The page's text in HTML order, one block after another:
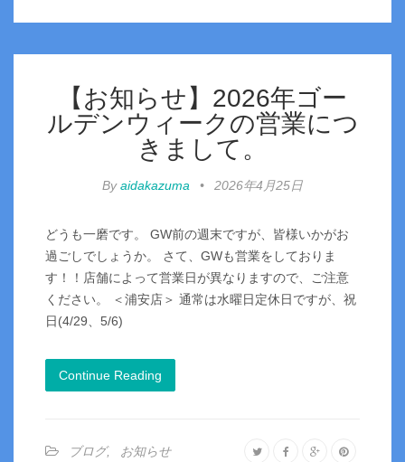
【お知らせ】2026年ゴー
ルデンウィークの営業につ
きまして。
Byaidakazuma • 2026年4月25日
どうも一磨です。 GW前の週末ですが、皆様いかがお
過ごしでしょうか。 さて、GWも営業をしておりま
す！！店舗によって営業日が異なりますので、ご注意
ください。 ＜浦安店＞ 通常は水曜日定休日ですが、祝
日(4/29、5/6)
Continue Reading
ブログ, お知らせ